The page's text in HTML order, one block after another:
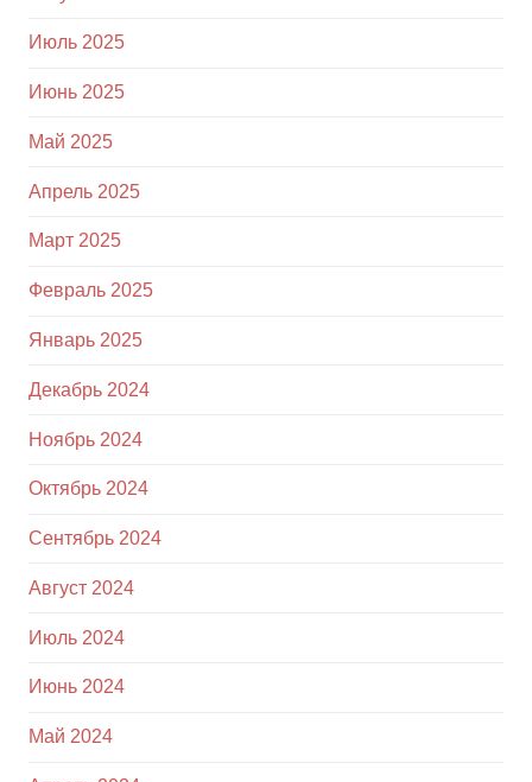
Июль 2025
Июнь 2025
Май 2025
Апрель 2025
Март 2025
Февраль 2025
Январь 2025
Декабрь 2024
Ноябрь 2024
Октябрь 2024
Сентябрь 2024
Август 2024
Июль 2024
Июнь 2024
Май 2024